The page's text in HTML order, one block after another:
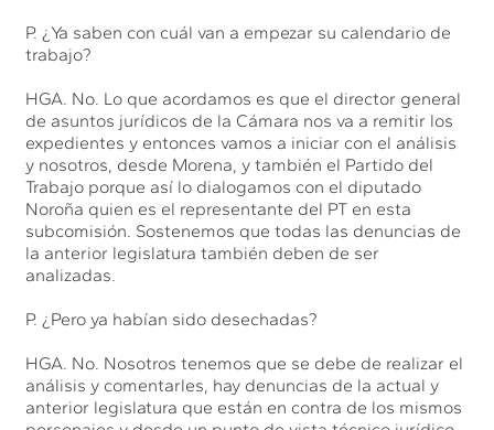
P. ¿Ya saben con cuál van a empezar su calendario de
trabajo?
HGA. No. Lo que acordamos es que el director general
de asuntos jurídicos de la Cámara nos va a remitir los
expedientes y entonces vamos a iniciar con el análisis
y nosotros, desde Morena, y también el Partido del
Trabajo porque así lo dialogamos con el diputado
Noroña quien es el representante del PT en esta
subcomisión. Sostenemos que todas las denuncias de
la anterior legislatura también deben de ser
analizadas.
P. ¿Pero ya habían sido desechadas?
HGA. No. Nosotros tenemos que se debe de realizar el
análisis y comentarles, hay denuncias de la actual y
anterior legislatura que están en contra de los mismos